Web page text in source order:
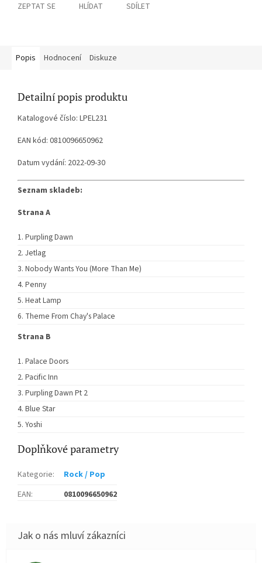
ZEPTAT SE HLÍDAT SDÍLET
Popis Hodnocení Diskuze
Detailní popis produktu
Katalogové číslo: LPEL231
EAN kód: 0810096650962
Datum vydání: 2022-09-30
Seznam skladeb:
Strana A
Purpling Dawn
Jetlag
Nobody Wants You (More Than Me)
Penny
Heat Lamp
Theme From Chay's Palace
Strana B
Palace Doors
Pacific Inn
Purpling Dawn Pt 2
Blue Star
Yoshi
Doplňkové parametry
Kategorie:
Rock / Pop
EAN: 0810096650962